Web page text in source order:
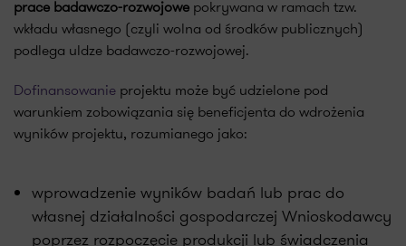
prace badawczo-rozwojowe pokrywana w ramach tzw.
wkładu własnego (czyli wolna od środków publicznych)
podlega uldze badawczo-rozwojowej.
Dofinansowanie projektu może być udzielone pod
warunkiem zobowiązania się beneficjenta do wdrożenia
wyników projektu, rozumianego jako:
wprowadzenie wyników badań lub prac do
własnej działalności gospodarczej Wnioskodawcy
poprzez rozpoczęcie produkcji lub świadczenia